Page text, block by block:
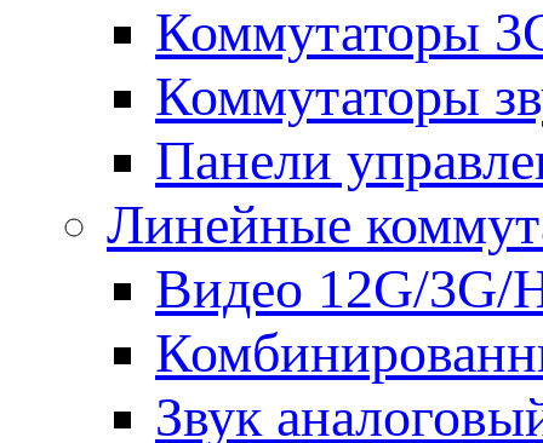
Коммутаторы
Коммутаторы
Панели
Линейные
Видео 12G/3G/
Звук